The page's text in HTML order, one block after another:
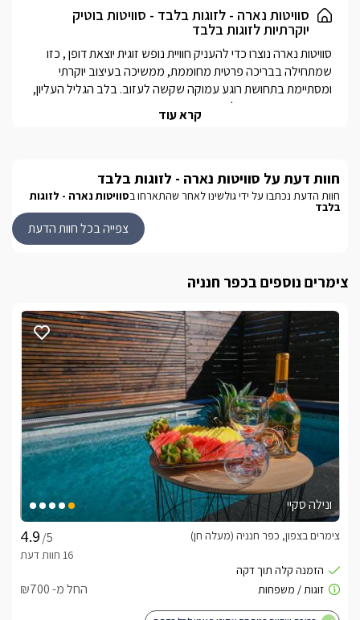
מהסוויטה ישנה יציאה פרטית וישירה למתחם החוץהמקורה בחלקו, שם
מחכה לכם בריכה פרטית מחוממת ולצידה ספא זרמים מפנק, וכן
מטבח חוץ עם פינת ברביקיו ומיטות שיזוף המאפשרים ליהנות מרגעי
רוגע ופינוק בכל שעה של היום.
סוויטות נארה - לזוגות בלבד - סוויטות בוטיק
יוקרתיות לזוגות בלבד
שמזמינה לעצור, לנשום ולהתמסר לזמן איכות זוגי אמיתי. סוויטות
נארה הן הבחירה המושלמת לזוגות שמחפשים חופשה רומנטית,
סוויטות נארה ממוקמות בכפר חנניה שבגליל העליון , אזור שקט,
יציאה לטיולים וחוויות בגליל – בקצב שלכם.
מה תמצאו בסוויטות?
במתחם שתי סוויטות זפיר ונייסה, זהות ברמת הפינוק והאיכות, זפיר
- 45 מ״ר . נייסה - 41 מ״ר, הבנויות כחלל פתוח ומואר. העיצוב
מודרני, רגוע ומדויק, עם קווים נקיים וחומרים טבעיים היוצרים תחושת
אזור שינה אלגנטי עם מיטה זוגית רחבה בגודל KING SIZE (180
מיזוג אוויר ונוחות מלאה לאורך כל עונות השנה
קרא עוד
חוות דעת על סוויטות נארה - לזוגות בלבד
חוות הדעת נכתבו על ידי גולשינו לאחר שהתארחו בסוויטות נארה - לזוגות
בלבד
צפייה בכל חוות הדעת
צימרים נוספים בכפר חנניה
ונילה סקיי
/5
צימרים בצפון, כפר חנניה (מעלה חן)
החל מ- ₪700